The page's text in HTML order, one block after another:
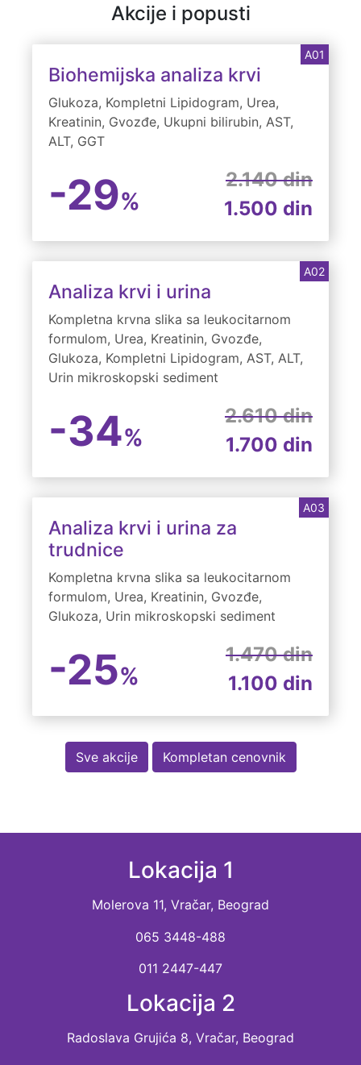
Akcije i popusti
A01
Biohemijska analiza krvi
Glukoza, Kompletni Lipidogram, Urea,
Kreatinin, Gvozđe, Ukupni bilirubin, AST,
ALT, GGT
-29%
2.140 din
1.500 din
A02
Analiza krvi i urina
Kompletna krvna slika sa leukocitarnom
formulom, Urea, Kreatinin, Gvozđe,
Glukoza, Kompletni Lipidogram, AST, ALT,
Urin mikroskopski sediment
-34%
2.610 din
1.700 din
A03
Analiza krvi i urina za
trudnice
Kompletna krvna slika sa leukocitarnom
formulom, Urea, Kreatinin, Gvozđe,
Glukoza, Urin mikroskopski sediment
-25%
1.470 din
1.100 din
Sve akcije Kompletan cenovnik
Lokacija 1
Molerova 11, Vračar, Beograd
065 3448-488
011 2447-447
Lokacija 2
Radoslava Grujića 8, Vračar, Beograd